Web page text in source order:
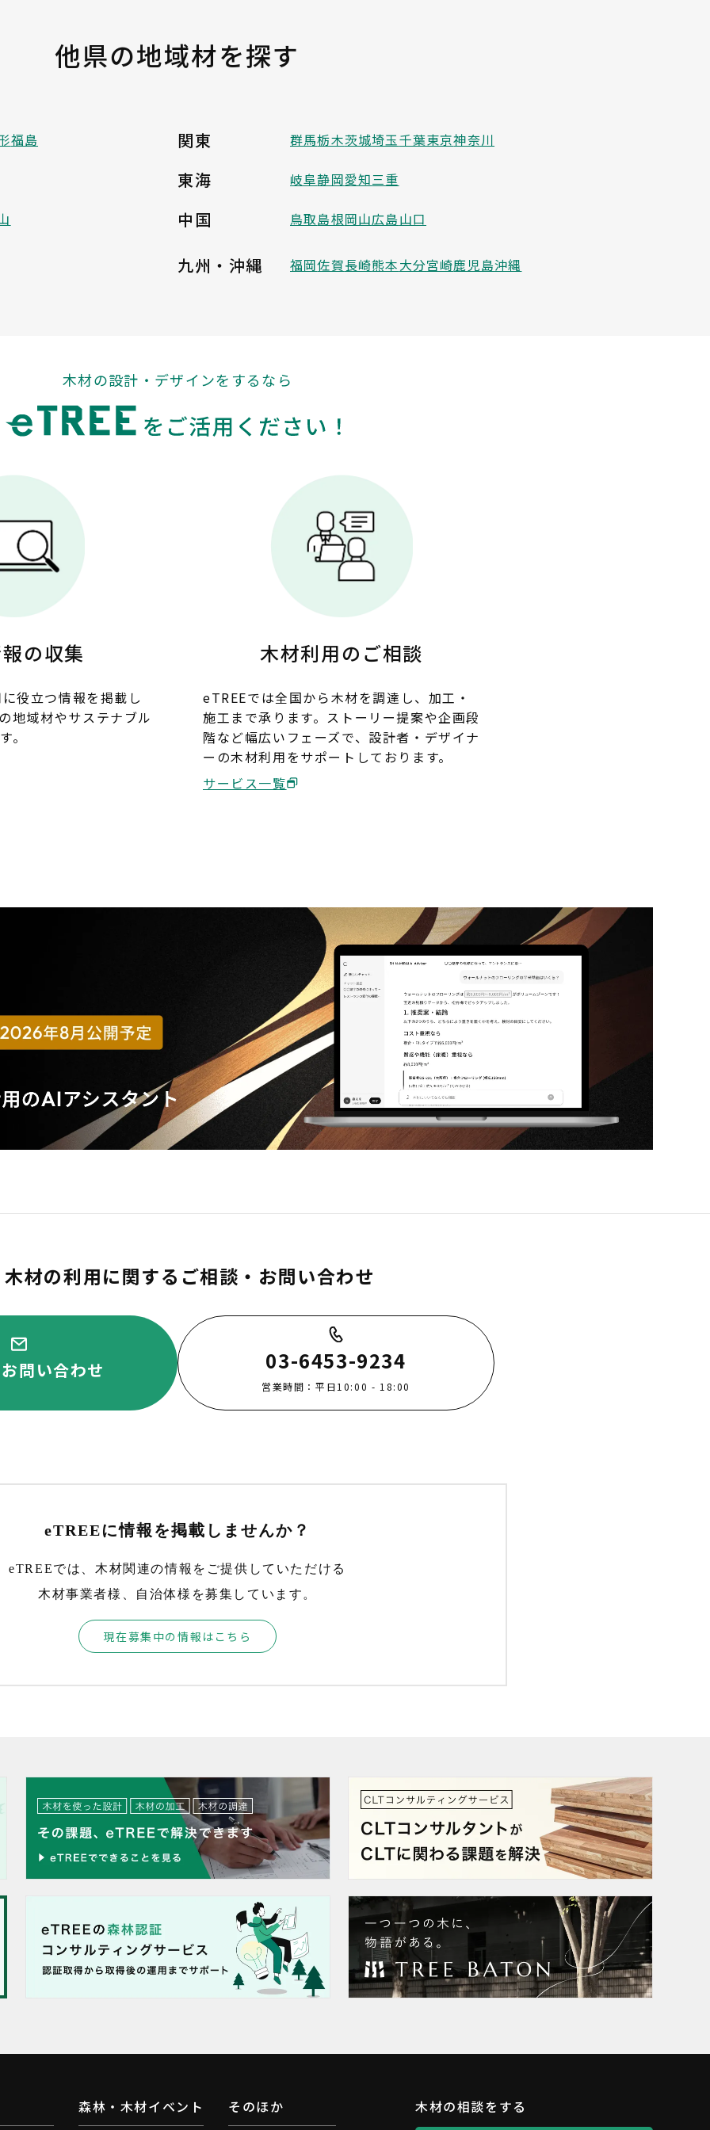
他県の地域材を探す
福島 関東 群馬栃木茨城埼玉千葉東京神奈川
東海 岐阜静岡愛知三重
中国 鳥取島根岡山広島山口
九州・沖縄 福岡佐賀長崎熊本大分宮崎鹿児島沖縄
木材の設計・デザインをするなら
の収集
役立つ情報を掲載し
地域材やサステナブル
。
木材利用のご相談
eTREEでは全国から木材を調達し、加工・
施工まで承ります。ストーリー提案や企画段
階など幅広いフェーズで、設計者・デザイナ
ーの木材利用をサポートしております。
サービス一覧
木材の利用に関するご相談・お問い合わせ
問い合わせ 03-6453-9234
営業時間：平日10:00 - 18:00
eTREEに情報を掲載しませんか？
eTREEでは、木材関連の情報をご提供していただける
木材事業者様、自治体様を募集しています。
現在募集中の情報はこちら
森林・木材イベント そのほか 木材の相談をする